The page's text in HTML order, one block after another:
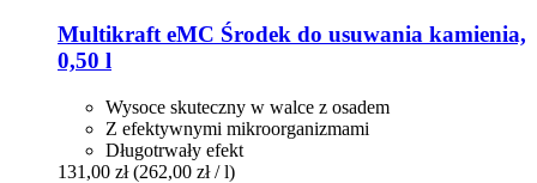
Multikraft eMC Środek do usuwania kamienia,
0,50 l
Wysoce skuteczny w walce z osadem
Z efektywnymi mikroorganizmami
Długotrwały efekt
131,00 zł (262,00 zł / l)